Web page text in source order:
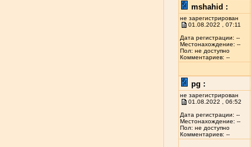
mshahid :
не зарегистрирован
01.08.2022 , 07:11
Дата регистрации: --
Местонахождение: --
Пол: не доступно
Комментариев: --
pg :
не зарегистрирован
01.08.2022 , 06:52
Дата регистрации: --
Местонахождение: --
Пол: не доступно
Комментариев: --